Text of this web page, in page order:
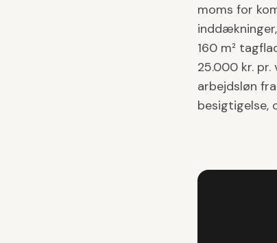
moms for
160 m²
25.000 kr.
arbejdsløn
besigtigelse,